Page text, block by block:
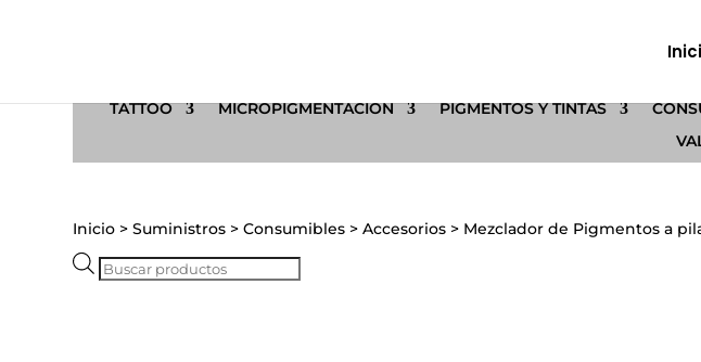
TATTOO MICROPIGMENTACIÓN PIGMENTOS Y TINTAS
Inicio >Suministros >Consumibles >Accesorios > Mezclador de Pigmentos a
Búsqueda